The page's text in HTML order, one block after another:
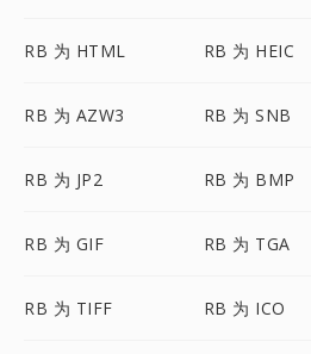
RB 为 HTML RB 为 HEIC
RB 为 AZW3 RB 为 SNB
RB 为 JP2 RB 为 BMP
RB 为 GIF RB 为 TGA
RB 为 TIFF RB 为 ICO